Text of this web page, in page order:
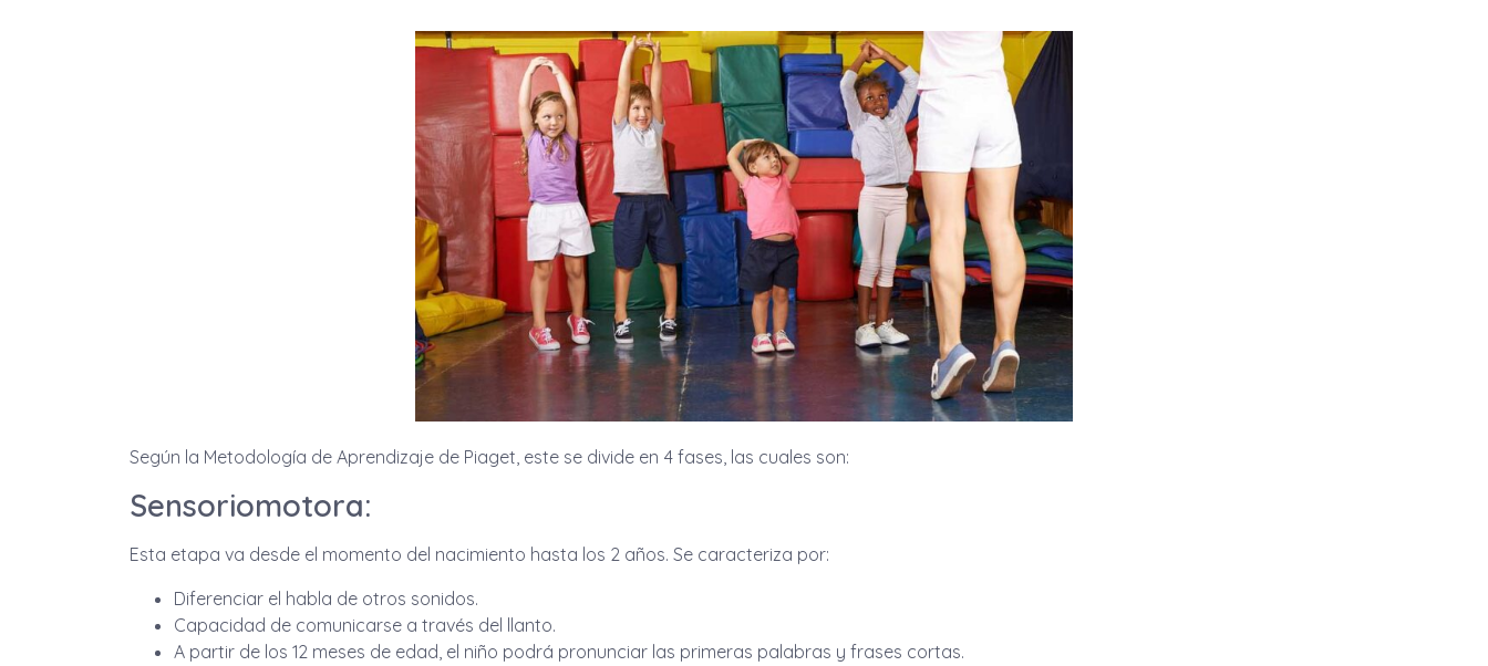
Según la Metodología de Aprendizaje de Piaget, este se divide en 4 fases, las cuales son:
Sensoriomotora:
Esta etapa va desde el momento del nacimiento hasta los 2 años. Se caracteriza por:
Diferenciar el habla de otros sonidos.
Capacidad de comunicarse a través del llanto.
A partir de los 12 meses de edad, el niño podrá pronunciar las primeras palabras y frases cortas.